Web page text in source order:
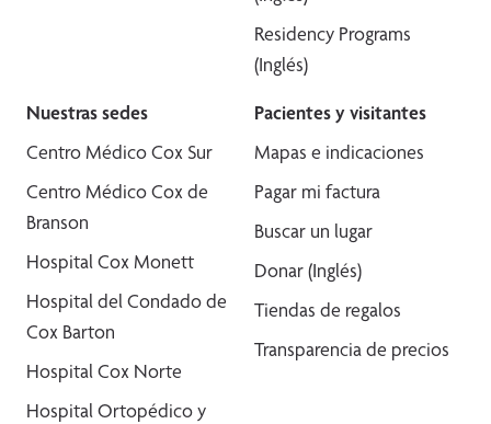
Residency Programs
(Inglés)
Nuestras sedes
Centro Médico Cox Sur
Centro Médico Cox de
Branson
Hospital Cox Monett
Hospital del Condado de
Cox Barton
Hospital Cox Norte
Hospital Ortopédico y
Pacientes y visitantes
Mapas e indicaciones
Pagar mi factura
Buscar un lugar
Donar (Inglés)
Tiendas de regalos
Transparencia de precios